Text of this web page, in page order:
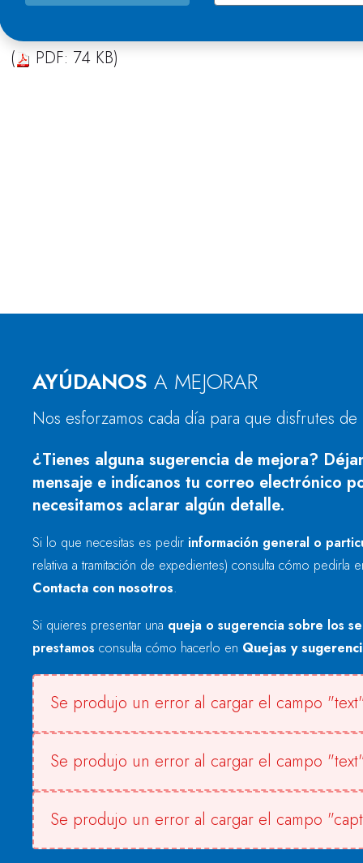
(
PDF: 74 KB)
AYÚDANOS A MEJORAR
Nos esforzamos cada día para que disfrutes de
¿Tienes alguna sugerencia de mejora?
mensaje e indícanos tu correo electrónico
necesitamos aclarar algún detalle.
Si lo que necesitas es pedir información general o
relativa a tramitación de expedientes) consulta cómo pedirla
Contacta con nosotros.
Si quieres presentar una queja o sugerencia sobre los
prestamos consulta cómo hacerlo en Quejas y
Se produjo un error al cargar el campo
Se produjo un error al cargar el campo
Se produjo un error al cargar el campo